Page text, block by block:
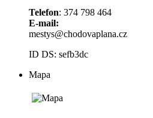
Telefon: 374 798 464
E-mail:
mestys@chodovaplana.cz
ID DS: sefb3dc
Mapa